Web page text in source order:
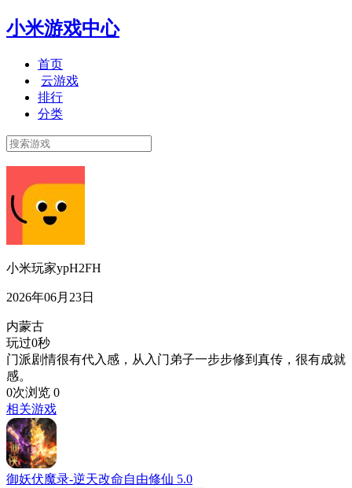
小米游戏中心
首页
云游戏
排行
分类
小米玩家ypH2FH
2026年06月23日
内蒙古
玩过0秒
门派剧情很有代入感，从入门弟子一步步修到真传，很有成就
感。
0次浏览 0
相关游戏
御妖伏魔录-逆天改命自由修仙 5.0